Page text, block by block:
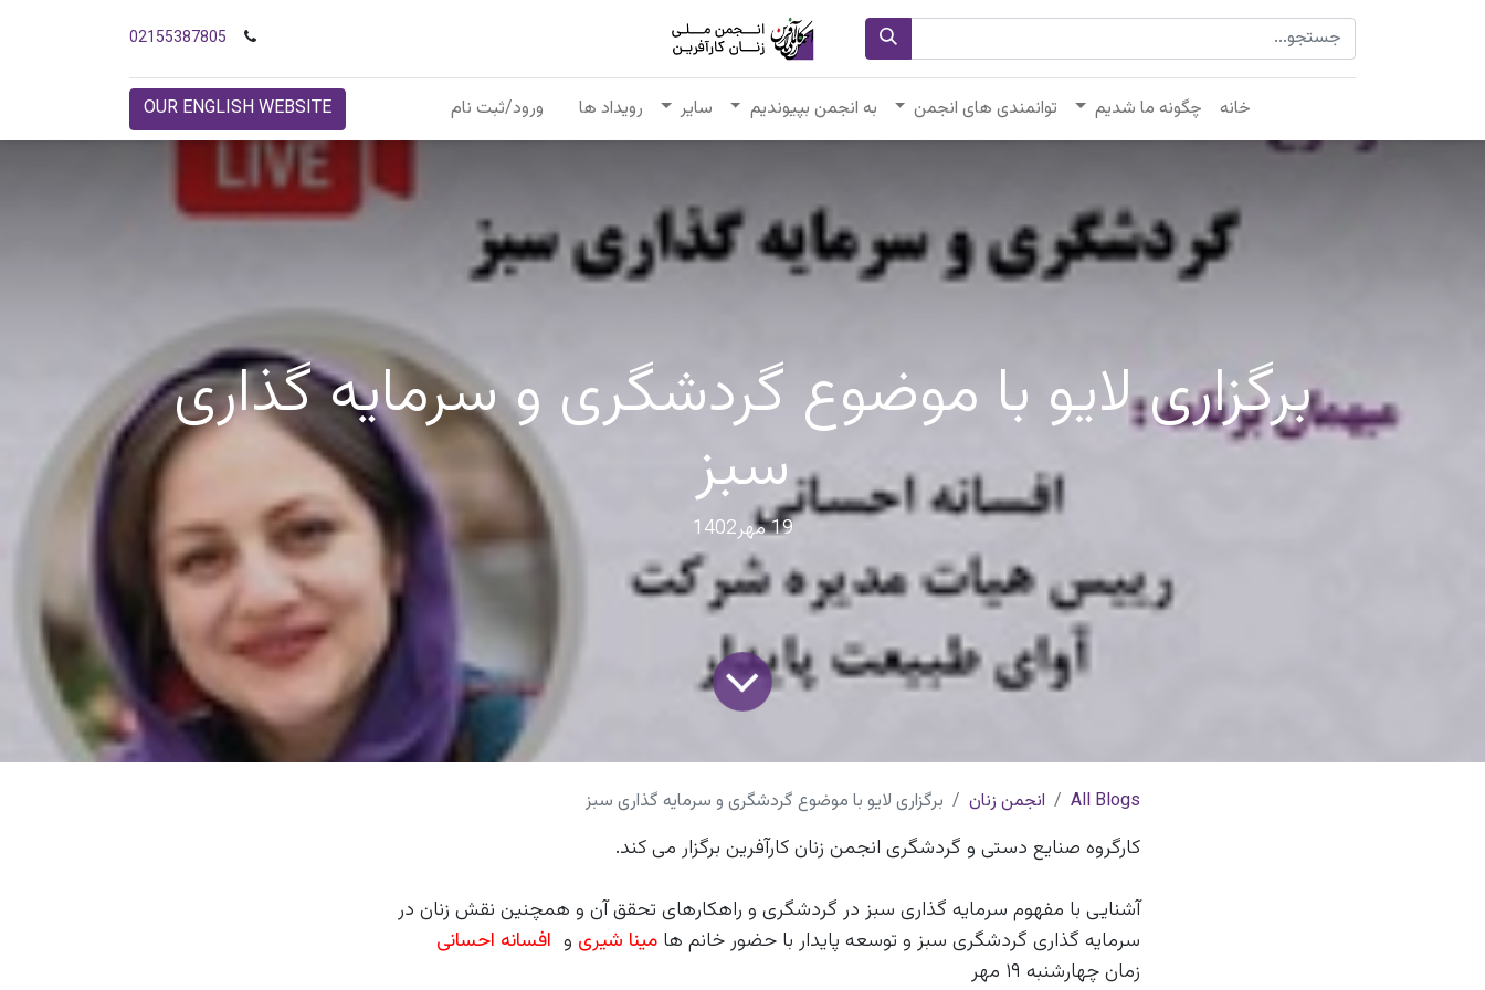
02155387805
خانه چگونه ما شدیم توانمندی های انجمن به انجمن بپیوندیم سایر رویداد ها ورود/ثبت نام OUR ENGLISH WEBSITE
برگزاری لایو با موضوع گردشگری و سرمایه گذاری
سبز
19 مهر1402
All Blogs انجمن زنان برگزاری لایو با موضوع گردشگری و سرمایه گذاری سبز
کارگروه صنایع دستی و گردشگری انجمن زنان کارآفرین برگزار می کند.
آشنایی با مفهوم سرمایه گذاری سبز در گردشگری و راهکارهای تحقق آن و همچنین نقش زنان در
سرمايه گذاری گردشگری سبز و توسعه پایدار با حضور خانم ها مینا شیری و افسانه احسانی
زمان چهارشنبه ۱۹ مهر